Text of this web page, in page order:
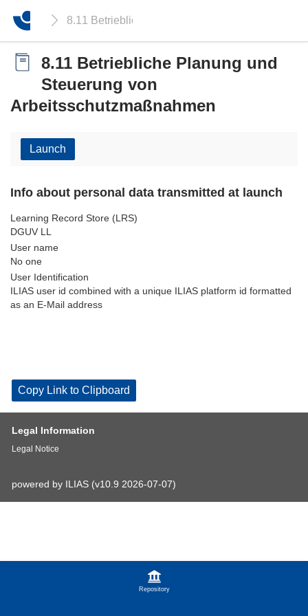
8.11 Betriebliche Planung und Steuerung von
Repository
8.11 Betriebliche Planung und
Steuerung von
Arbeitsschutzmaßnahmen
Launch
Info about personal data transmitted at launch
Learning Record Store (LRS)
DGUV LL
User name
No one
User Identification
ILIAS user id combined with a unique ILIAS platform id formatted
as an E-Mail address
Copy Link to Clipboard
Legal Information
Legal Notice
powered by ILIAS (v10.9 2026-07-07)